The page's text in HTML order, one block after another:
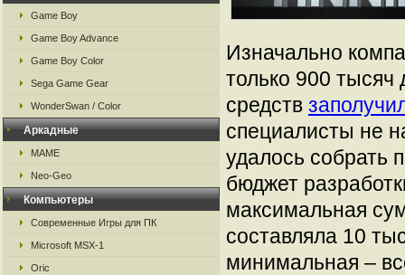
Game Boy
Game Boy Advance
Game Boy Color
Sega Game Gear
WonderSwan / Color
Аркадные
MAME
Neo-Geo
Компьютеры
Современные Игры для ПК
Microsoft MSX-1
Oric
Изначально
только 900 тысяч
средств
специалисты не
удалось собрать
бюджет
максимальная
составляла 10
минимальная –